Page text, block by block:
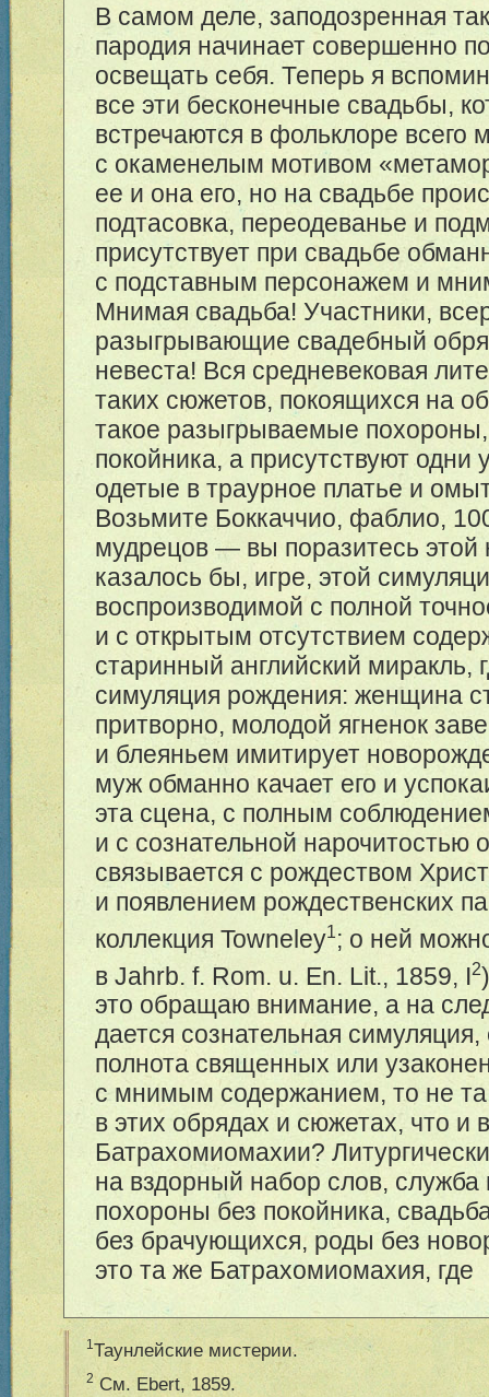
В самом деле, заподозренная
пародия начинает совершенно
освещать себя. Теперь я
все эти бесконечные свадьбы,
встречаются в фольклоре всего
с окаменелым мотивом
ее и она его, но на свадьбе
подтасовка, переодеванье и
присутствует при свадьбе
с подставным персонажем и
Мнимая свадьба! Участники,
разыгрывающие свадебный
невеста! Вся средневековая
таких сюжетов, покоящихся на
такое разыгрываемые похороны,
покойника, а присутствуют одни
одетые в траурное платье и
Возьмите Боккаччио, фаблио,
мудрецов — вы поразитесь этой
казалось бы, игре, этой
воспроизводимой с полной
и с открытым отсутствием
старинный английский миракль,
симуляция рождения: женщина
притворно, молодой ягненок
и блеяньем имитирует
муж обманно качает его и
эта сцена, с полным
и с сознательной нарочитостью
связывается с рождеством
и появлением рождественских
коллекция Towneley1; о ней
в Jahrb. f. Rom. u. En. Lit., 1859, I2
это обращаю внимание, а на
дается сознательная
полнота священных или
с мнимым содержанием, то не
в этих обрядах и сюжетах, что и
Батрахомиомахии?
на вздорный набор слов,
похороны без покойника,
без брачующихся, роды без
это та же Батрахомиомахия, где
1Таунлейские мистерии.
2См. Ebert, 1859.